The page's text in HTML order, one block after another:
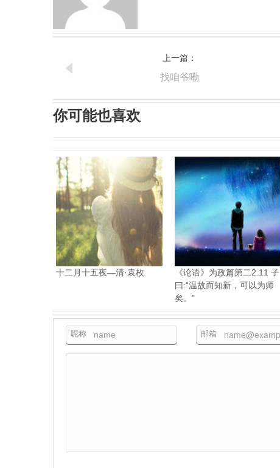
上一篇：
找咱爷嘞
你可能也喜欢
十二月十五夜—清·袁枚
《论语》为政篇第二2.11 子
曰:“温故而知新，可以为师
矣。”
昵称 邮箱